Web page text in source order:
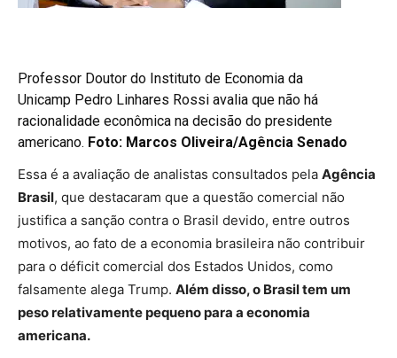
Professor Doutor do Instituto de Economia da
Unicamp Pedro Linhares Rossi avalia que não há
racionalidade econômica na decisão do presidente
americano. Foto: Marcos Oliveira/Agência Senado
Essa é a avaliação de analistas consultados pela Agência
Brasil, que destacaram que a questão comercial não
justifica a sanção contra o Brasil devido, entre outros
motivos, ao fato de a economia brasileira não contribuir
para o déficit comercial dos Estados Unidos, como
falsamente alega Trump. Além disso, o Brasil tem um
peso relativamente pequeno para a economia
americana.